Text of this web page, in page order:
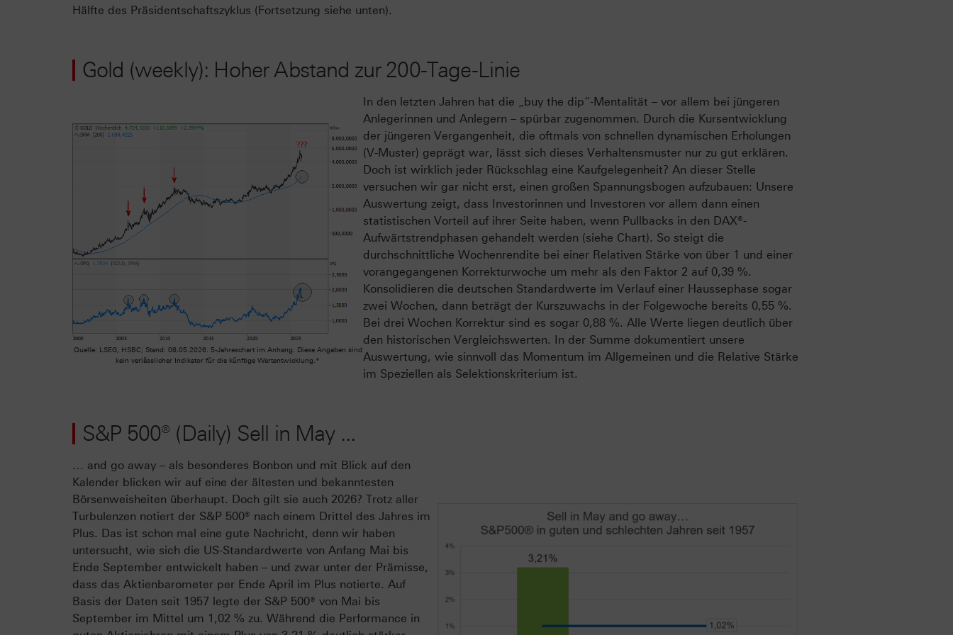
Hälfte des Präsidentschaftszyklus (Fortsetzung siehe unten).
Gold (weekly): Hoher Abstand zur 200-Tage-Linie
Quelle: LSEG, HSBC; Stand: 08.05.2026. 5-Jahreschart im Anhang. Diese Angaben sind
kein verlässlicher Indikator für die künftige Wertentwicklung.*
In den letzten Jahren hat die „buy the dip“-Mentalität – vor allem bei jüngeren
Anlegerinnen und Anlegern – spürbar zugenommen. Durch die Kursentwicklung
der jüngeren Vergangenheit, die oftmals von schnellen dynamischen Erholungen
(V-Muster) geprägt war, lässt sich dieses Verhaltensmuster nur zu gut erklären.
Doch ist wirklich jeder Rückschlag eine Kaufgelegenheit? An dieser Stelle
versuchen wir gar nicht erst, einen großen Spannungsbogen aufzubauen: Unsere
Auswertung zeigt, dass Investorinnen und Investoren vor allem dann einen
statistischen Vorteil auf ihrer Seite haben, wenn Pullbacks in den DAX®-
Aufwärtstrendphasen gehandelt werden (siehe Chart). So steigt die
durchschnittliche Wochenrendite bei einer Relativen Stärke von über 1 und einer
vorangegangenen Korrekturwoche um mehr als den Faktor 2 auf 0,39 %.
Konsolidieren die deutschen Standardwerte im Verlauf einer Haussephase sogar
zwei Wochen, dann beträgt der Kurszuwachs in der Folgewoche bereits 0,55 %.
Bei drei Wochen Korrektur sind es sogar 0,88 %. Alle Werte liegen deutlich über
den historischen Vergleichswerten. In der Summe dokumentiert unsere
Auswertung, wie sinnvoll das Momentum im Allgemeinen und die Relative Stärke
im Speziellen als Selektionskriterium ist.
S&P 500® (Daily) Sell in May ...
… and go away – als besonderes Bonbon und mit Blick auf den
Kalender blicken wir auf eine der ältesten und bekanntesten
Börsenweisheiten überhaupt. Doch gilt sie auch 2026? Trotz aller
Turbulenzen notiert der S&P 500® nach einem Drittel des Jahres im
Plus. Das ist schon mal eine gute Nachricht, denn wir haben
untersucht, wie sich die US-Standardwerte von Anfang Mai bis
Ende September entwickelt haben – und zwar unter der Prämisse,
dass das Aktienbarometer per Ende April im Plus notierte. Auf
Basis der Daten seit 1957 legte der S&P 500® von Mai bis
September im Mittel um 1,02 % zu. Während die Performance in